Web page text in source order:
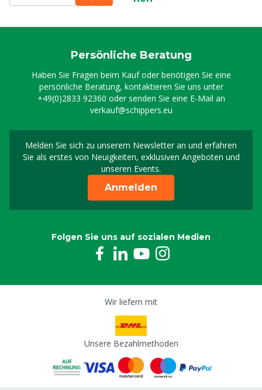
Persönliche Beratung
Haben Sie Fragen beim Kauf oder benötigen Sie eine
persönliche Beratung, kontaktieren Sie uns unter
+49(0)2833 92360 oder senden Sie eine E-Mail an
verkauf@schippers.eu
Melden Sie sich zu unserem Newsletter an und erfahren
Sie als erstes von Neuigkeiten, exklusiven Angeboten und
unseren Events.
Melden Sie sich für
Anmelden
Folgen Sie uns auf sozialen Medien
Wir liefern mit
Unsere Bezahlmethoden